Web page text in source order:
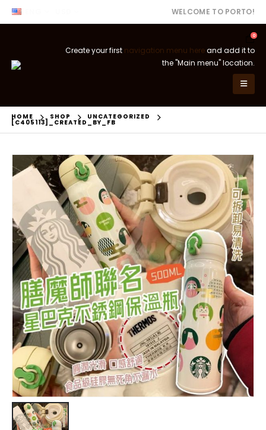
WELCOME TO PORTO!
0
Create your first navigation menu hereand add it to
the "Main menu" location.
HOME SHOP UNCATEGORIZED
[C405113]_CREATED_BY_FB